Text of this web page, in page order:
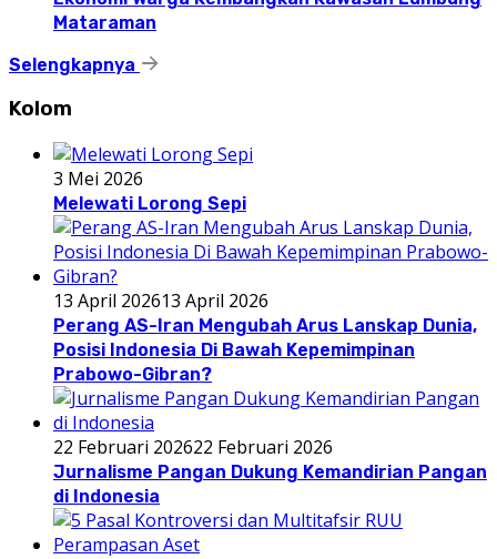
Mataraman
Selengkapnya
Kolom
3 Mei 2026
Melewati Lorong Sepi
13 April 202613 April 2026
Perang AS-Iran Mengubah Arus Lanskap Dunia,
Posisi Indonesia Di Bawah Kepemimpinan
Prabowo-Gibran?
22 Februari 202622 Februari 2026
Jurnalisme Pangan Dukung Kemandirian Pangan
di Indonesia